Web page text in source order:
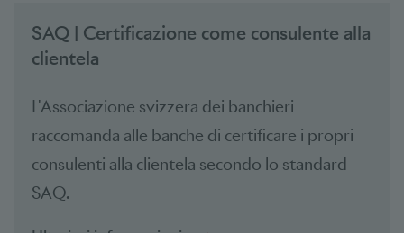
SAQ | Certificazione come consulente alla
clientela
L'Associazione svizzera dei banchieri
raccomanda alle banche di certificare i propri
consulenti alla clientela secondo lo standard
SAQ.